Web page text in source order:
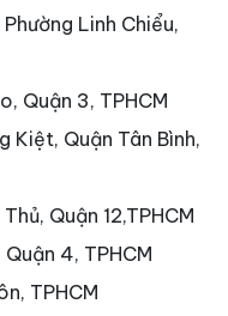
Linh Chiểu,
Quận 3, TPHCM
Kiệt, Quận Tân Bình,
Quận 12,TPHCM
4, TPHCM
TPHCM